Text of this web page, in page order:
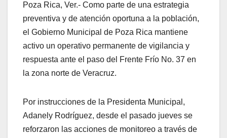
Poza Rica, Ver.- Como parte de una estrategia
preventiva y de atención oportuna a la población,
el Gobierno Municipal de Poza Rica mantiene
activo un operativo permanente de vigilancia y
respuesta ante el paso del Frente Frío No. 37 en
la zona norte de Veracruz.
Por instrucciones de la Presidenta Municipal,
Adanely Rodríguez, desde el pasado jueves se
reforzaron las acciones de monitoreo a través de